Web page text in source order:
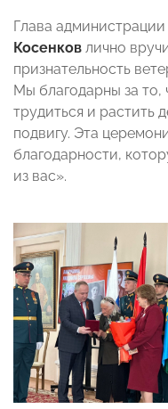
Глава
Косенков лично
признательность
Мы благодарны за
трудиться и растить
подвигу. Эта
благодарности,
из вас».